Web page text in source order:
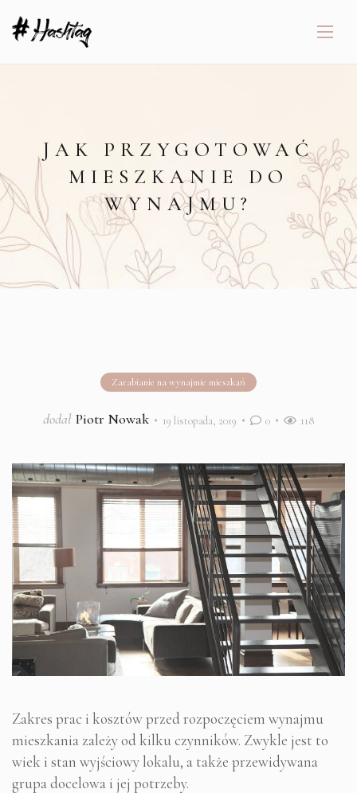
JAK PRZYGOTOWAĆ
MIESZKANIE DO
WYNAJMU?
Zarabianie na wynajmie mieszkań
dodał Piotr Nowak 19 listopada, 2019 0 118
Zakres prac i kosztów przed rozpoczęciem wynajmu
mieszkania zależy od kilku czynników. Zwykle jest to
wiek i stan wyjściowy lokalu, a także przewidywana
grupa docelowa i jej potrzeby.